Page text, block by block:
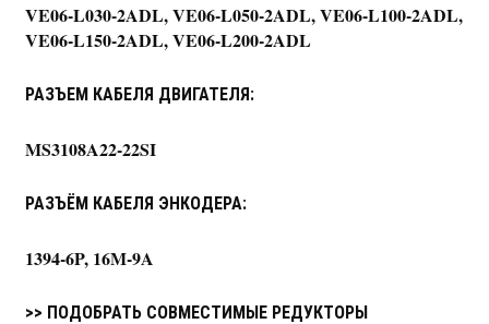
VE06-L030-2ADL, VE06-L050-2ADL, VE06-L100-2ADL,
VE06-L150-2ADL, VE06-L200-2ADL
РАЗЪЕМ КАБЕЛЯ ДВИГАТЕЛЯ:
MS3108A22-22SI
РАЗЪЁМ КАБЕЛЯ ЭНКОДЕРА:
1394-6P, 16M-9A
>> ПОДОБРАТЬ СОВМЕСТИМЫЕ РЕДУКТОРЫ